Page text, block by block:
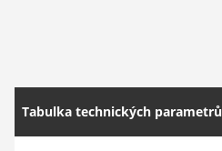
Tabulka technických parametrů